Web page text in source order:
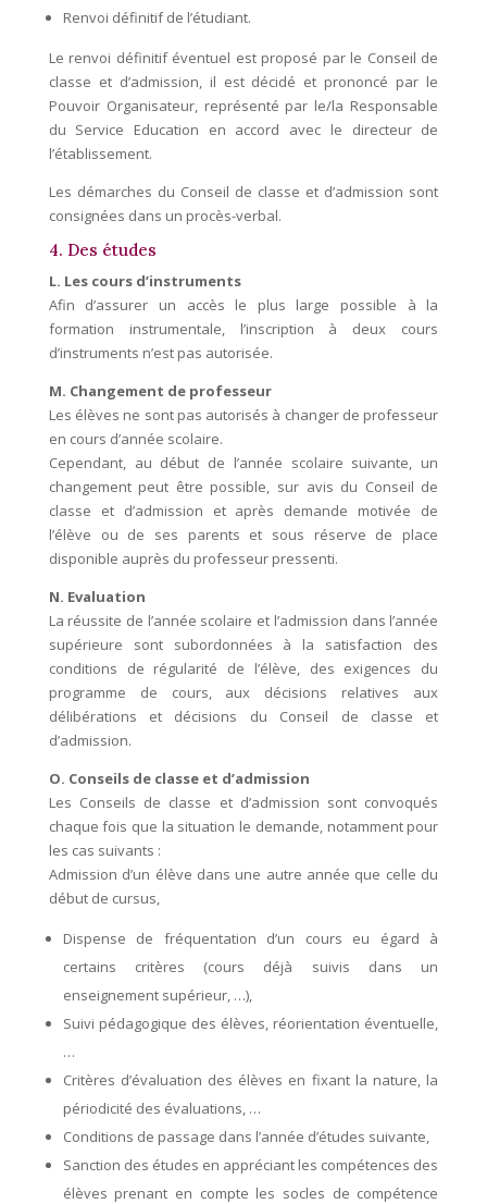
Renvoi définitif de l’étudiant.
Le renvoi définitif éventuel est proposé par le Conseil de
classe et d’admission, il est décidé et prononcé par le
Pouvoir Organisateur, représenté par le/la Responsable
du Service Education en accord avec le directeur de
l’établissement.
Les démarches du Conseil de classe et d’admission sont
consignées dans un procès-verbal.
4. Des études
L. Les cours d’instruments
Afin d’assurer un accès le plus large possible à la
formation instrumentale, l’inscription à deux cours
d’instruments n’est pas autorisée.
M. Changement de professeur
Les élèves ne sont pas autorisés à changer de professeur
en cours d’année scolaire.
Cependant, au début de l’année scolaire suivante, un
changement peut être possible, sur avis du Conseil de
classe et d’admission et après demande motivée de
l’élève ou de ses parents et sous réserve de place
disponible auprès du professeur pressenti.
N. Evaluation
La réussite de l’année scolaire et l’admission dans l’année
supérieure sont subordonnées à la satisfaction des
conditions de régularité de l’élève, des exigences du
programme de cours, aux décisions relatives aux
délibérations et décisions du Conseil de classe et
d’admission.
O. Conseils de classe et d’admission
Les Conseils de classe et d’admission sont convoqués
chaque fois que la situation le demande, notamment pour
les cas suivants :
Admission d’un élève dans une autre année que celle du
début de cursus,
Dispense de fréquentation d’un cours eu égard à
certains critères (cours déjà suivis dans un
enseignement supérieur, …),
Suivi pédagogique des élèves, réorientation éventuelle,
…
Critères d’évaluation des élèves en fixant la nature, la
périodicité des évaluations, …
Conditions de passage dans l’année d’études suivante,
Sanction des études en appréciant les compétences des
élèves prenant en compte les socles de compétence